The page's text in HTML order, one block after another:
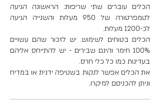
הכלים עוברים שתי שריפות: הראשונה הגיעה
לטמפרטורה של 950 מעלות והשנייה הגיעה
לכ-1200 מעלות.
הכלים בטוחים לשימוש. יש לזכור שהם עשויים
100% חימר והינם שבירים - יש להתייחס אליהם
בעדינות כמו כל כלי חרס.
את הכלים אפשר לנקות בשטיפה ידנית או במדיח
וניתן להכניסם למיקרו.